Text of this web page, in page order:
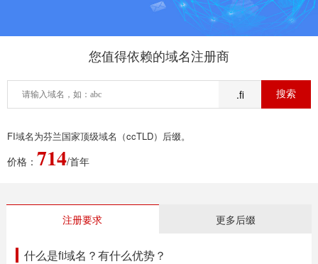
您值得依赖的域名注册商
.fi
FI域名为芬兰国家顶级域名（ccTLD）后缀。
价格： 714/首年
注册要求 更多后缀
什么是fi域名？有什么优势？